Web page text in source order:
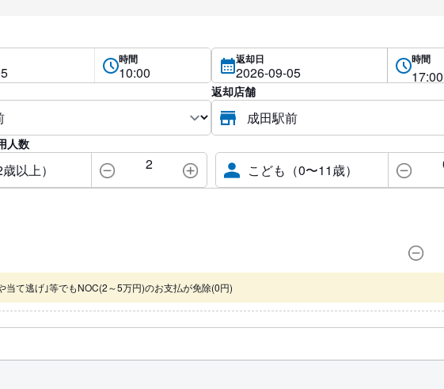
時間 返却日 時間
返却店舗
人数
以上） 2 こども（0〜11歳）
当て逃げ｣等でもNOC(2～5万円)のお支払が免除(0円)